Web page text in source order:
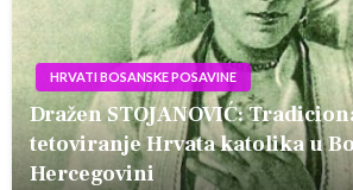
HRVATI BOSANSKE POSAVINE
Dražen STOJANOVIĆ:
tetoviranje Hrvata katolika u
Hercegovini